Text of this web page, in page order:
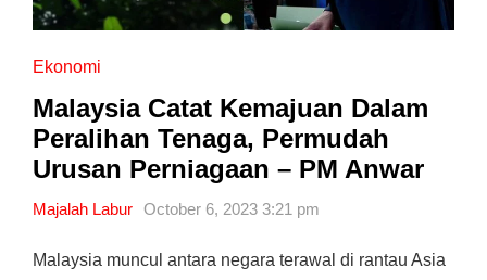
Ekonomi
Malaysia Catat Kemajuan Dalam
Peralihan Tenaga, Permudah
Urusan Perniagaan – PM Anwar
Majalah Labur October 6, 2023 3:21 pm
Malaysia muncul antara negara terawal di rantau Asia